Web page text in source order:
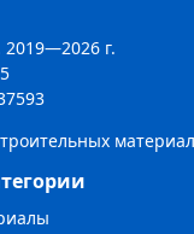
г.